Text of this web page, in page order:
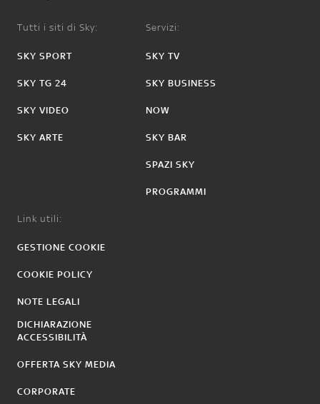
Tutti i siti di Sky:
SKY SPORT
SKY TG 24
SKY VIDEO
SKY ARTE
Servizi:
SKY TV
SKY BUSINESS
NOW
SKY BAR
SPAZI SKY
PROGRAMMI
Link utili:
GESTIONE COOKIE
COOKIE POLICY
NOTE LEGALI
DICHIARAZIONE
ACCESSIBILITÀ
OFFERTA SKY MEDIA
CORPORATE